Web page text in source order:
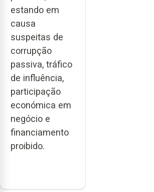
estando em
causa
suspeitas de
corrupção
passiva, tráfico
de influência,
participação
económica em
negócio e
financiamento
proibido.